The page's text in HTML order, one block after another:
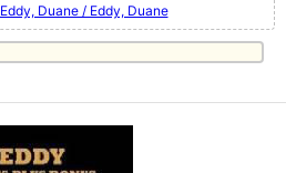
Eddy, Duane / Eddy, Duane